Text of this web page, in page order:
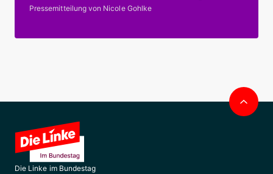
Pressemitteilung von Nicole Gohlke
Die Linke im Bundestag